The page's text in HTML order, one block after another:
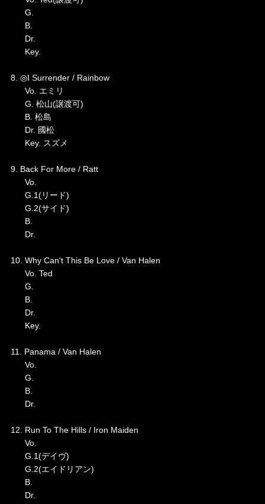
G.
B.
Dr.
Key.
8. ◎I Surrender / Rainbow
Vo. エミリ
G. 松山(譲渡可)
B. 松島
Dr. 國松
Key. スズメ
9. Back For More / Ratt
Vo.
G.1(リード)
G.2(サイド)
B.
Dr.
10. Why Can't This Be Love / Van Halen
Vo. Ted
G.
B.
Dr.
Key.
11. Panama / Van Halen
Vo.
G.
B.
Dr.
12. Run To The Hills / Iron Maiden
Vo.
G.1(デイヴ)
G.2(エイドリアン)
B.
Dr.